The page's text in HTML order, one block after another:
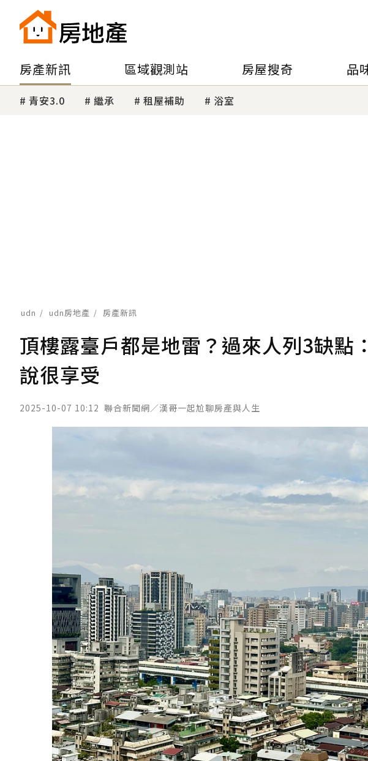
房產新訊 區域觀測站 房屋搜奇 品
青安3.0 繼承 租屋補助 浴室
udn udn房地產 房產新訊
頂樓露臺戶都是地雷？過來人列3缺點
說很享受
2025-10-07 10:12 聯合新聞網／漢哥一起尬聊房產與人生